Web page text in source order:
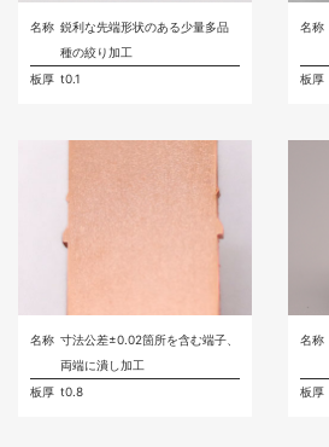
名称 鋭利な先端形状のある少量多品
種の絞り加工
板厚 t0.1
名称
板厚
名称 寸法公差±0.02箇所を含む端子、
両端に潰し加工
板厚 t0.8
名称
板厚